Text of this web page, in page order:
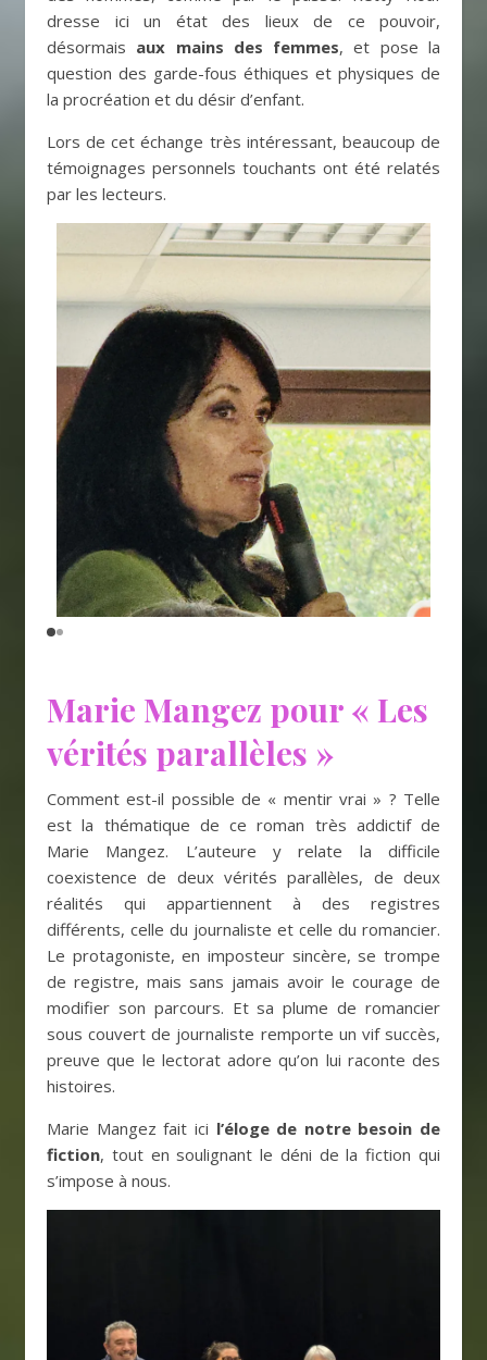
dresse ici un état des lieux de ce pouvoir,
désormais aux mains des femmes, et pose la
question des garde-fous éthiques et physiques de
la procréation et du désir d’enfant.
Lors de cet échange très intéressant, beaucoup de
témoignages personnels touchants ont été relatés
par les lecteurs.
Marie Mangez pour « Les
vérités parallèles »
Comment est-il possible de « mentir vrai » ? Telle
est la thématique de ce roman très addictif de
Marie Mangez. L’auteure y relate la difficile
coexistence de deux vérités parallèles, de deux
réalités qui appartiennent à des registres
différents, celle du journaliste et celle du romancier.
Le protagoniste, en imposteur sincère, se trompe
de registre, mais sans jamais avoir le courage de
modifier son parcours. Et sa plume de romancier
sous couvert de journaliste remporte un vif succès,
preuve que le lectorat adore qu’on lui raconte des
histoires.
Marie Mangez fait ici l’éloge de notre besoin de
fiction, tout en soulignant le déni de la fiction qui
s’impose à nous.